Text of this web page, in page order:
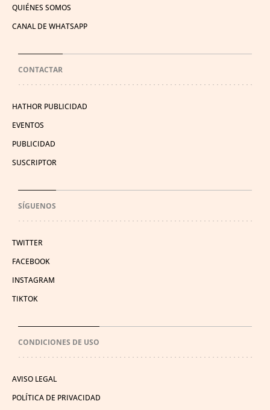
QUIÉNES SOMOS
CANAL DE WHATSAPP
CONTACTAR
HATHOR PUBLICIDAD
EVENTOS
PUBLICIDAD
SUSCRIPTOR
SÍGUENOS
TWITTER
FACEBOOK
INSTAGRAM
TIKTOK
CONDICIONES DE USO
AVISO LEGAL
POLÍTICA DE PRIVACIDAD